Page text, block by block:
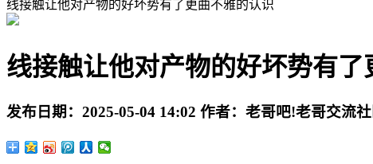
线接触让他对产物的好坏势有了更曲不雅的认识
线接触让他对产物的好坏势有了
发布日期： 2025-05-04 14:02 作者： 老哥吧!老哥交流